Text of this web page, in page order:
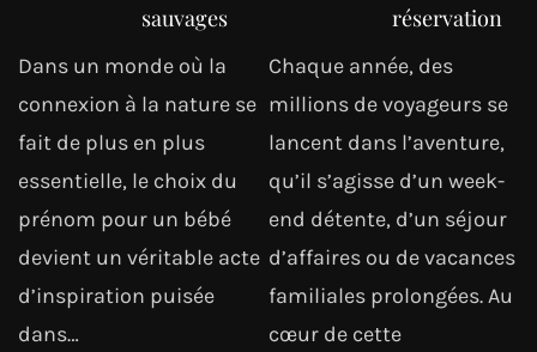
sauvages
Dans un monde où la
connexion à la nature se
fait de plus en plus
essentielle, le choix du
prénom pour un bébé
devient un véritable acte
d’inspiration puisée
dans…
réservation
Chaque année, des
millions de voyageurs se
lancent dans l’aventure,
qu’il s’agisse d’un week-
end détente, d’un séjour
d’affaires ou de vacances
familiales prolongées. Au
cœur de cette